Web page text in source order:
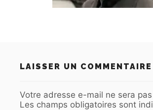
LAISSER UN COMMENTAIRE
Votre adresse e-mail ne sera
Les champs obligatoires sont